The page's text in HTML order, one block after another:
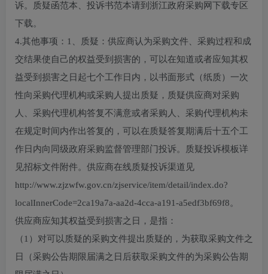
诉。质疑函范本、投诉书范本请到浙江政府采购网下载专区
下载。
4.其他事项：1、质疑：供应商认为采购文件、采购过程和成
交结果使自己的权益受到损害的，可以在知道或者应知其权
益受到损害之日起七个工作日内，以书面形式（纸质）一次
性向采购代理机构或采购人提出质疑，质疑供应商对采购
人、采购代理机构答复不满意或者采购人、采购代理机构未
在规定时间内作出答复的，可以在质疑答复期满后十五个工
作日内向同级政府采购监督管理部门投诉。质疑投诉模板详
见招标文件附件。供应商在线质疑投诉渠道见
http://www.zjzwfw.gov.cn/zjservice/item/detail/index.do?
localInnerCode=2ca19a7a-aa2d-4cca-a191-a5edf3bf69f8。
供应商应知其权益受到损害之日，是指：
（1）对可以质疑的采购文件提出质疑的，为获取采购文件之
日（采购公告期限届满之日后获取采购文件的为采购公告期